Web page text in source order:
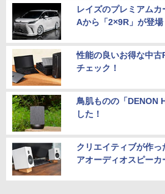
レイズのプレミアム
Aから「2×9R」が登場
性能の良いお得な中
チェック！
鳥肌ものの「DENON
した！
クリエイティブが作っ
アオーディオスピーカ